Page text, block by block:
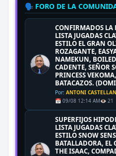
🗣️ FORO DE LA
CONFIRMADOS
LISTA JUGADAS
ESTILO EL GRAN
ROZAGANTE,
NAMEKUN,
CADENTE, SEÑOR
PRINCESS
BATACAZOS.
Por: ANTONI
📅 09/08 12:14 AM👁️ 21
SUPERFIJOS
LISTA JUGADAS
ESTILO SNOW
BATALLADORA, EL
THE ISAAC,